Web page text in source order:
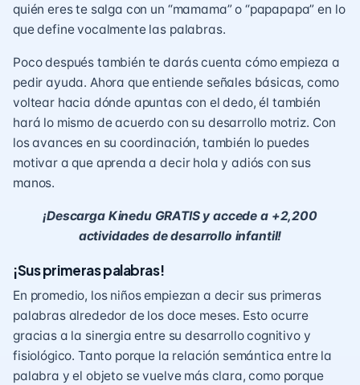
quién eres te salga con un “mamama” o “papapapa” en lo
que define vocalmente las palabras.
Poco después también te darás cuenta cómo empieza a
pedir ayuda. Ahora que entiende señales básicas, como
voltear hacia dónde apuntas con el dedo, él también
hará lo mismo de acuerdo con su desarrollo motriz. Con
los avances en su coordinación, también lo puedes
motivar a que aprenda a decir hola y adiós con sus
manos.
¡Descarga Kinedu GRATIS y accede a +2,200
actividades de desarrollo infantil!
¡Sus primeras palabras!
En promedio, los niños empiezan a decir sus primeras
palabras alrededor de los doce meses. Esto ocurre
gracias a la sinergia entre su desarrollo cognitivo y
fisiológico. Tanto porque la relación semántica entre la
palabra y el objeto se vuelve más clara, como porque